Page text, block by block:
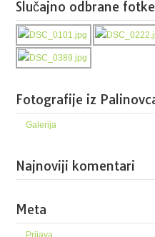
Slučajno odbrane fotke
Fotografije iz
Galerija
Najnoviji komentari
Meta
Prijava